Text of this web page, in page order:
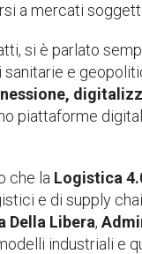
a mercati
si è parlato
e
piattaforme
che la Logistica
e di supply
Della Libera,
industriali e